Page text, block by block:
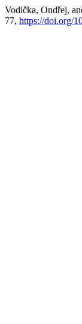
Vodička, Ondřej,
77, https://doi.org/